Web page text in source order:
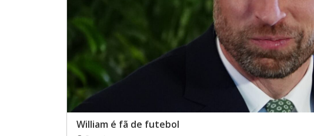
William é fã de futebol